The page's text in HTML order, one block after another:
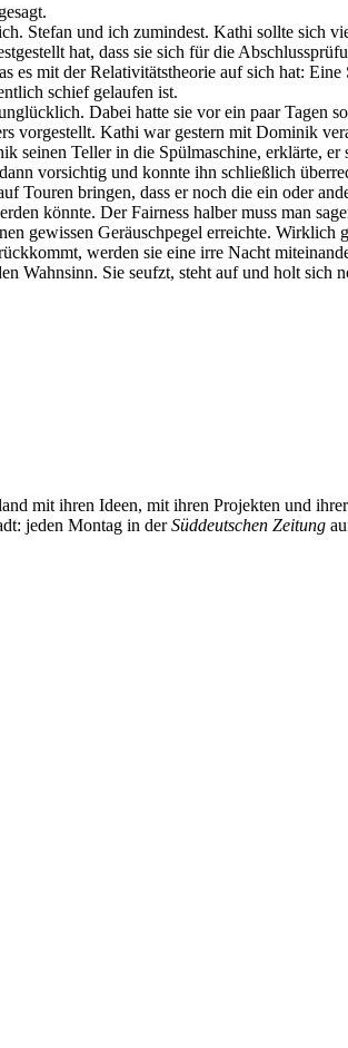
Stefan und ich zumindest. Kathi sollte sich
hat, dass sie sich für die
mit der Relativitätstheorie auf sich hat:
schief gelaufen ist.
Dabei hatte sie vor ein paar Tagen
Kathi war gestern mit Dominik
seinen Teller in die Spülmaschine, erklärte,
vorsichtig und konnte ihn schließlich
bringen, dass er noch die ein oder
könnte. Der Fairness halber muss man
gewissen Geräuschpegel erreichte. Wirklich
werden sie eine irre Nacht
Wahnsinn. Sie seufzt, steht auf und holt sich
mit ihren Ideen, mit ihren Projekten und
jeden Montag in derSüddeutschen Zeitung